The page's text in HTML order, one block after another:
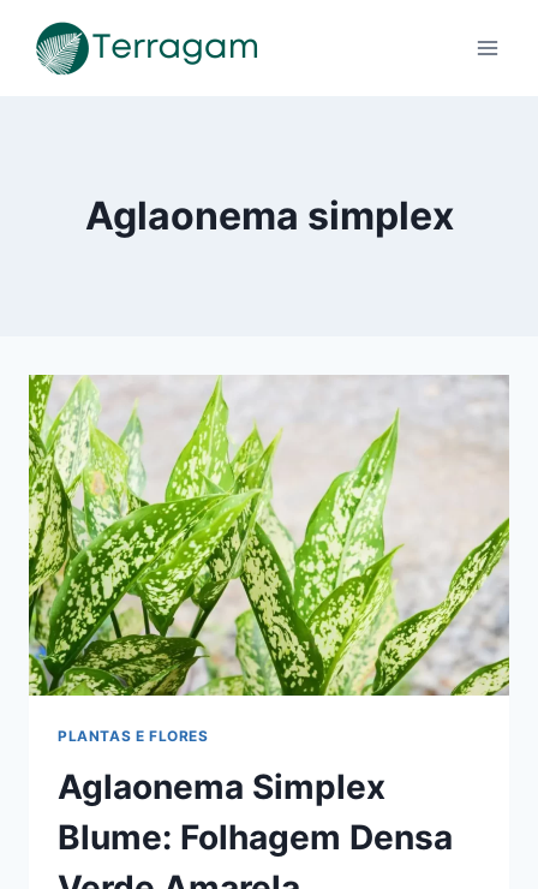
para
Aglaonema simplex
PLANTAS E FLORES
Aglaonema Simplex
Blume: Folhagem Densa